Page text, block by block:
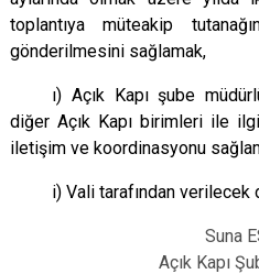
toplantıya müteakip
gönderilmesini sağlamak,
ı) Açık Kapı şube
diğer Açık Kapı birimleri ile
iletişim ve koordinasyonu
i) Vali tarafından verilecek
Suna
Açık Kapı